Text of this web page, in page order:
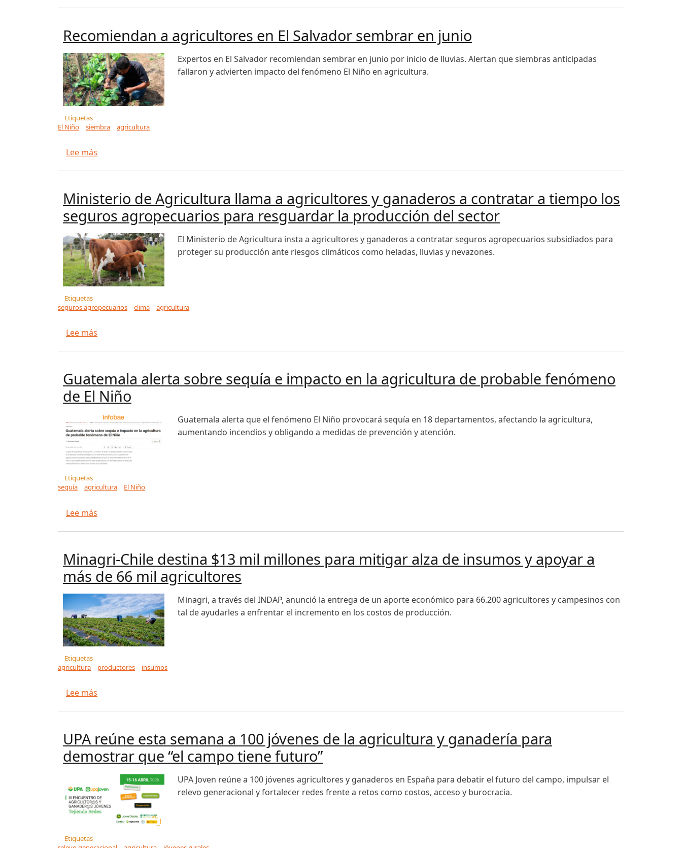
Recomiendan a agricultores en El Salvador sembrar en junio
Expertos en El Salvador recomiendan sembrar en junio por inicio de lluvias. Alertan que siembras anticipadas
fallaron y advierten impacto del fenómeno El Niño en agricultura.
Etiquetas
El Niño
siembra agricultura
Lee más
Ministerio de Agricultura llama a agricultores y ganaderos a contratar a tiempo los
seguros agropecuarios para resguardar la producción del sector
El Ministerio de Agricultura insta a agricultores y ganaderos a contratar seguros agropecuarios subsidiados para
proteger su producción ante riesgos climáticos como heladas, lluvias y nevazones.
Etiquetas
seguros agropecuarios
clima agricultura
Lee más
Guatemala alerta sobre sequía e impacto en la agricultura de probable fenómeno
de El Niño
Guatemala alerta que el fenómeno El Niño provocará sequía en 18 departamentos, afectando la agricultura,
aumentando incendios y obligando a medidas de prevención y atención.
Etiquetas
sequía
agricultura El Niño
Lee más
Minagri-Chile destina $13 mil millones para mitigar alza de insumos y apoyar a
más de 66 mil agricultores
Minagri, a través del INDAP, anunció la entrega de un aporte económico para 66.200 agricultores y campesinos con
tal de ayudarles a enfrentar el incremento en los costos de producción.
Etiquetas
agricultura
productores insumos
Lee más
UPA reúne esta semana a 100 jóvenes de la agricultura y ganadería para
demostrar que “el campo tiene futuro”
UPA Joven reúne a 100 jóvenes agricultores y ganaderos en España para debatir el futuro del campo, impulsar el
relevo generacional y fortalecer redes frente a retos como costos, acceso y burocracia.
Etiquetas